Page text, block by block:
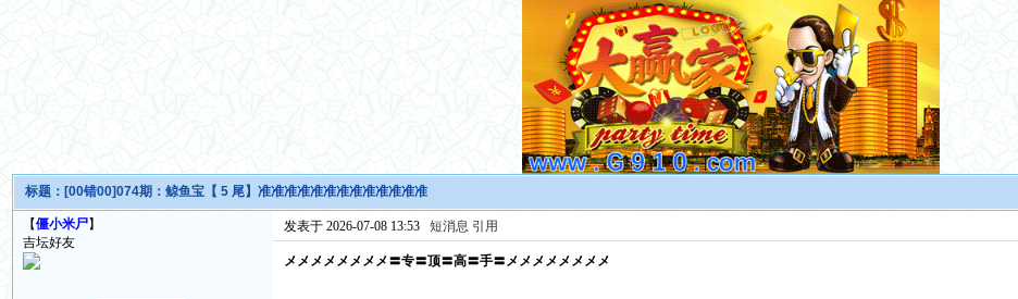
标题： [00错00]074期：鲸鱼宝【 5 尾】准准准准准准准准准准准准准
【僵小米尸】
吉坛好友
发表于 2026-07-08 13:53短消息 引用
メメメメメメメメ〓专〓顶〓高〓手〓メメメメメメメメ